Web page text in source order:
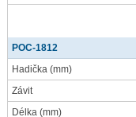
POC-1812
Hadička (mm)
Závit
Délka (mm)